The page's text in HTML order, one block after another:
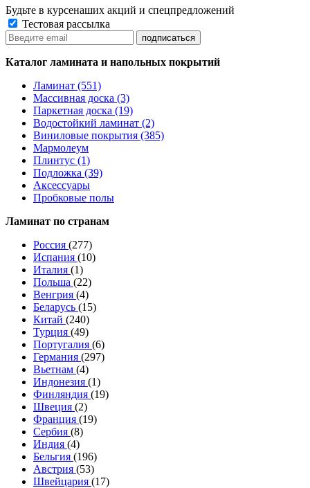
Будьте в курсенаших акций и спецпредложений
Тестовая рассылка
Каталог ламината и напольных покрытий
Ламинат (551)
Массивная доска (3)
Паркетная доска (19)
Водостойкий ламинат (2)
Виниловые покрытия (385)
Мармолеум
Плинтус (1)
Подложка (39)
Аксессуары
Пробковые полы
Ламинат по странам
Россия (277)
Испания (10)
Италия (1)
Польша (22)
Венгрия (4)
Беларусь (15)
Китай (240)
Турция (49)
Португалия (6)
Германия (297)
Вьетнам (4)
Индонезия (1)
Финляндия (19)
Швеция (2)
Франция (19)
Сербия (8)
Индия (4)
Бельгия (196)
Австрия (53)
Швейцария (17)